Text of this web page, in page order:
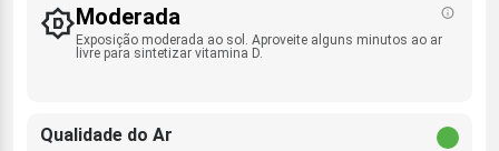
Moderada
Exposição moderada ao sol. Aproveite alguns minutos ao ar
livre para sintetizar vitamina D.
Qualidade do Ar